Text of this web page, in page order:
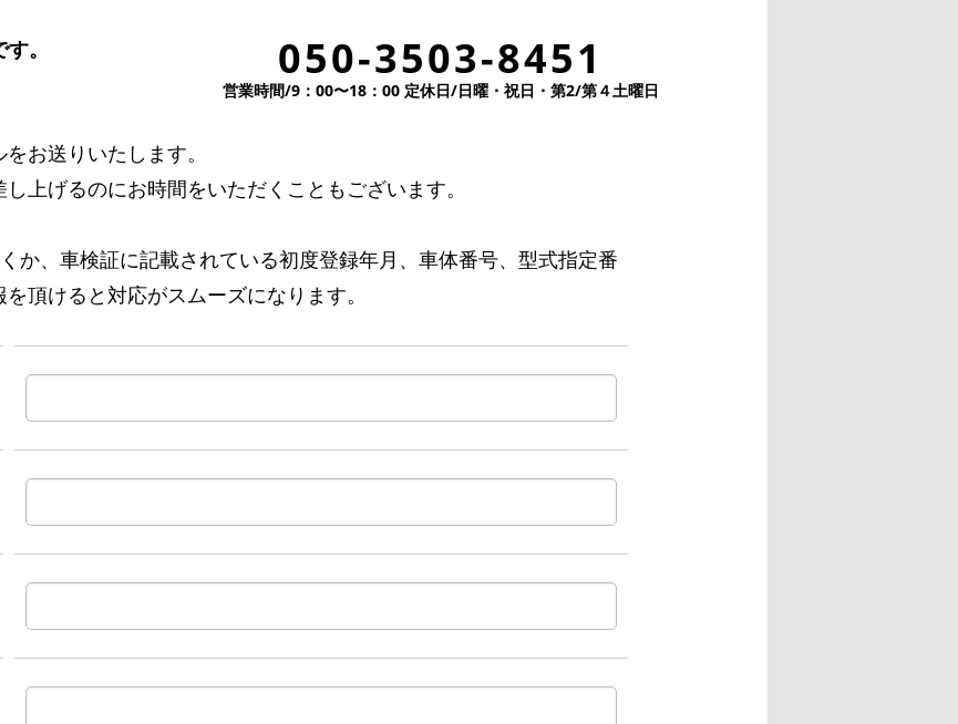
。
050-3503-8451
営業時間/9：00〜18：00 定休日/日曜・祝日・第2/第４土曜日
お送りいたします。
上げるのにお時間をいただくこともございます。
か、車検証に記載されている初度登録年月、車体番号、型式指定番
頂けると対応がスムーズになります。